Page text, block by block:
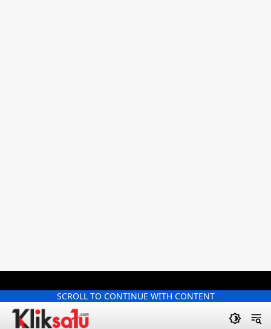
SCROLL TO CONTINUE WITH CONTENT